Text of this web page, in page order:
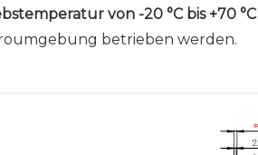
von -20 °C bis +70 °C
betrieben werden.